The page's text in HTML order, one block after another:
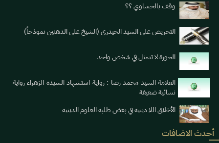
وقف يالحساوي ؟؟
التحريض على السيد الحيدري (الشيخ علي الدهنين نموذجاً)
الحوزة لا تتمثل في شخص واحد
العلامة السيد محمد رضا : رواية استشهاد السيدة الزهراء رواية
نسائية ضعيفة
الأخلاق اللا دينية في بعض طلبة العلوم الدينية
أحدث الاضافات